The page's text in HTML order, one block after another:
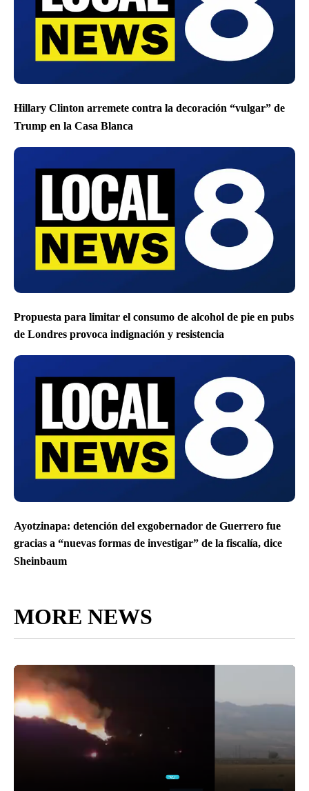
Hillary Clinton arremete contra la decoración “vulgar” de
Trump en la Casa Blanca
Propuesta para limitar el consumo de alcohol de pie en pubs
de Londres provoca indignación y resistencia
Ayotzinapa: detención del exgobernador de Guerrero fue
gracias a “nuevas formas de investigar” de la fiscalía, dice
Sheinbaum
MORE NEWS